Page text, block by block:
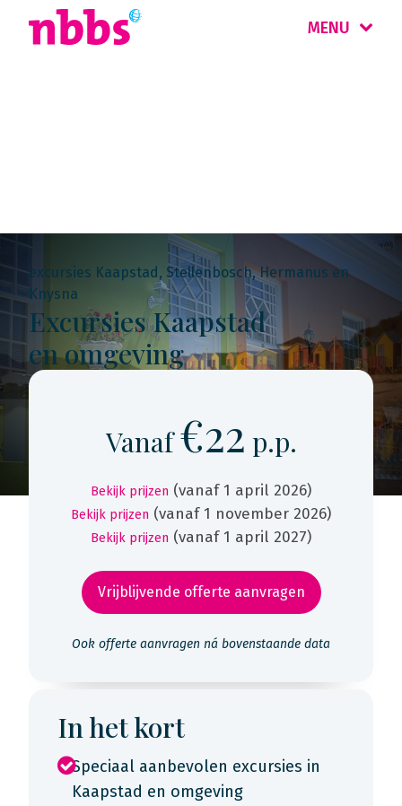
MENU
excursies Kaapstad, Stellenbosch, Hermanus en
Knysna
Excursies Kaapstad
en omgeving
Vanaf€22 p.p.
Bekijk prijzen (vanaf 1 april 2026)
Bekijk prijzen (vanaf 1 november 2026)
Bekijk prijzen (vanaf 1 april 2027)
Vrijblijvende offerte aanvragen
Ook offerte aanvragen ná bovenstaande data
In het kort
Speciaal aanbevolen excursies in
Kaapstad en omgeving